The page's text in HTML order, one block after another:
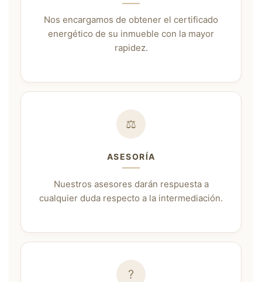
Nos encargamos de obtener el certificado
energético de su inmueble con la mayor
rapidez.
⚖️
ASESORÍA
Nuestros asesores darán respuesta a
cualquier duda respecto a la intermediación.
?